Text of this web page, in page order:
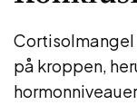
Cortisolmangel
på kroppen,